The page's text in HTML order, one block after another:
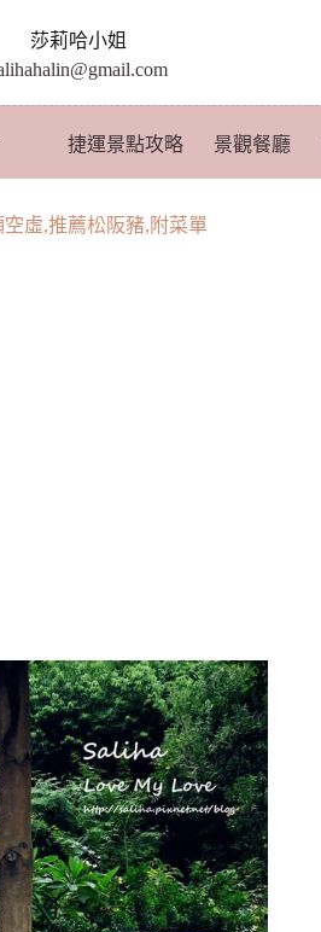
莎莉哈小姐
捷運景點攻略 景觀餐廳
虛,推薦松阪豬,附菜單